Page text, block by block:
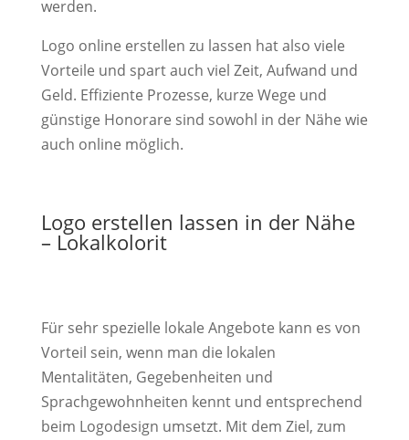
werden.
Logo online erstellen zu lassen hat also viele
Vorteile und spart auch viel Zeit, Aufwand und
Geld. Effiziente Prozesse, kurze Wege und
günstige Honorare sind sowohl in der Nähe wie
auch online möglich.
Logo erstellen lassen in der Nähe
– Lokalkolorit
Für sehr spezielle lokale Angebote kann es von
Vorteil sein, wenn man die lokalen
Mentalitäten, Gegebenheiten und
Sprachgewohnheiten kennt und entsprechend
beim Logodesign umsetzt. Mit dem Ziel, zum